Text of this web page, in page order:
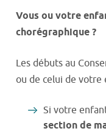
Vous ou votre
chorégraphique ?
Les débuts au
ou de celui de votre
Si votre
section de